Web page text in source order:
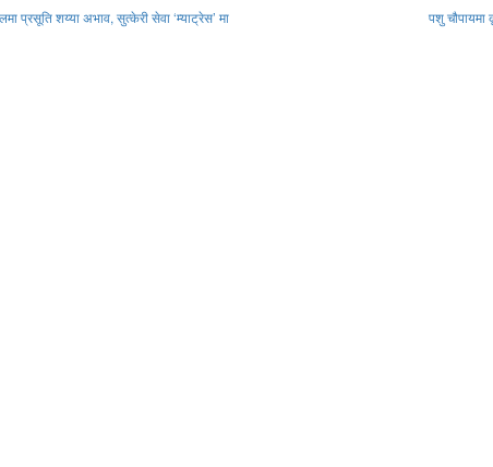
प्रसूति शय्या अभाव, सुत्केरी सेवा ‘म्याट्रेस’ मा पशु चौपायमा